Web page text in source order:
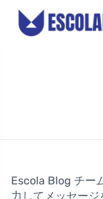
Escola Blog チー
力してメッセージ